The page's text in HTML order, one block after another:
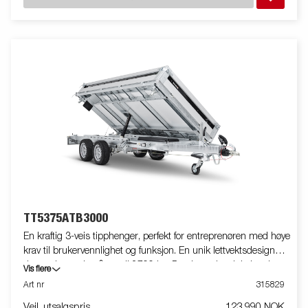
innfelte surrefester i støpejern (800 kg), eksterne surrepunkter,
sprederlem bak og LED-lys. TT5000 Heavy Duty er det ideelle
valget for deg som jobber intensivt og trenger en tilhenger
bygget for tøff, daglig, profesjonell bruk. Frakt, registrering og
miljøavgift kan tilkomme.
TT5375ATB3000
En kraftig 3-veis tipphenger, perfekt for entreprenøren med høye
krav til brukervennlighet og funksjon. En unik lettvektsdesigngir
deg en lastevekt på opptil 2700 kg. Den høye tippvinkelengjør
det enkelt å losse varer som grus og jord. TT5000 er forberedt
Vis flere
Art nr
315829